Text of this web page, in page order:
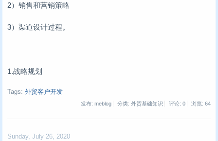
2）销售和营销策略
3）渠道设计过程。
1.战略规划
Tags: 外贸客户开发
发布: meblog 分类: 外贸基础知识 评论: 0 浏览: 64
Sunday, July 26, 2020